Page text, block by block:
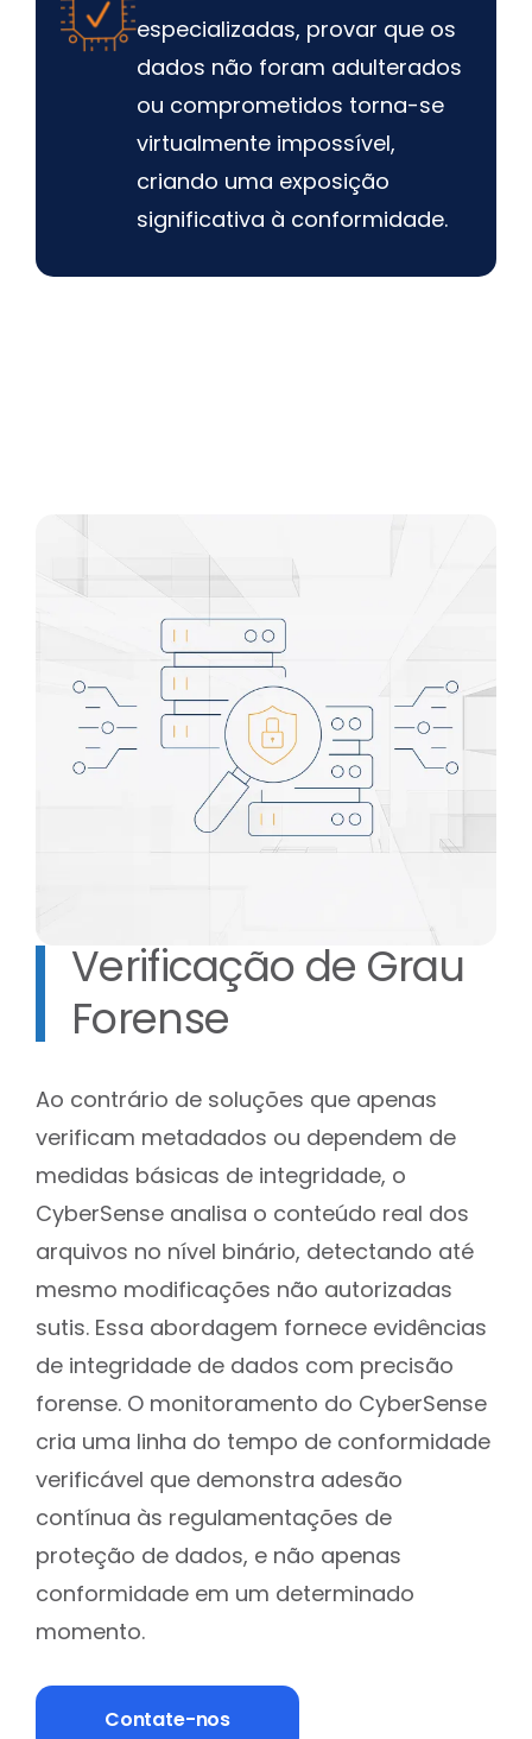
especializadas, provar que os
dados não foram adulterados
ou comprometidos torna-se
virtualmente impossível,
criando uma exposição
significativa à conformidade.
Verificação de Grau
Forense
Ao contrário de soluções que apenas
verificam metadados ou dependem de
medidas básicas de integridade, o
CyberSense analisa o conteúdo real dos
arquivos no nível binário, detectando até
mesmo modificações não autorizadas
sutis. Essa abordagem fornece evidências
de integridade de dados com precisão
forense. O monitoramento do CyberSense
cria uma linha do tempo de conformidade
verificável que demonstra adesão
contínua às regulamentações de
proteção de dados, e não apenas
conformidade em um determinado
momento.
Contate-nos